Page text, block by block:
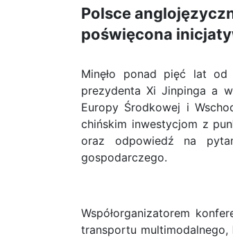
Polsce
poświęcona
Minęło ponad pięć lat od
prezydenta Xi Jinpinga a
Europy Środkowej i
chińskim inwestycjom z
oraz odpowiedź na
gospodarczego.
Współorganizatorem
transportu